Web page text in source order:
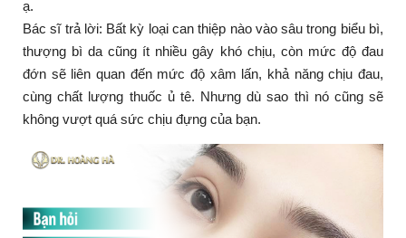
ạ.
Bác sĩ trả lời: Bất kỳ loại can thiệp nào vào sâu trong biểu bì,
thượng bì da cũng ít nhiều gây khó chịu, còn mức độ đau
đớn sẽ liên quan đến mức độ xâm lấn, khả năng chịu đau,
cùng chất lượng thuốc ủ tê. Nhưng dù sao thì nó cũng sẽ
không vượt quá sức chịu đựng của bạn.